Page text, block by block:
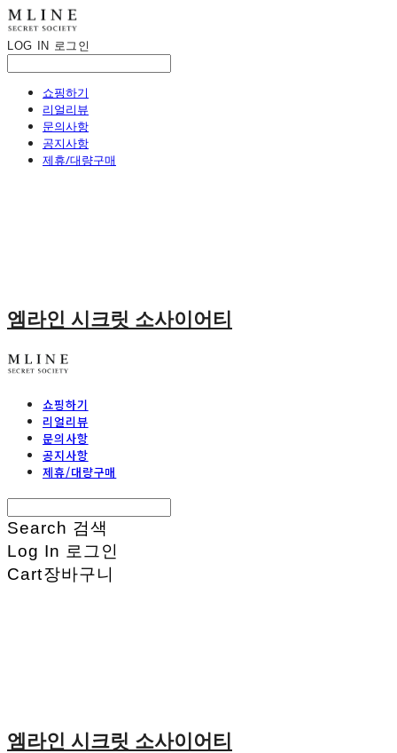
LOG IN 로그인
쇼핑하기
리얼리뷰
문의사항
공지사항
제휴/대량구매
엠라인 시크릿 소사이어티
쇼핑하기
리얼리뷰
문의사항
공지사항
제휴/대량구매
Search 검색
Log In 로그인
Cart장바구니
엠라인 시크릿 소사이어티